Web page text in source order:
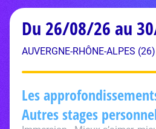
Du 26/08/26 au
AUVERGNE-RHÔNE-ALPES (26)
Les
Autres stages